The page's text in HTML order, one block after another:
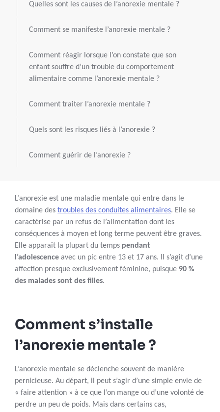
Quelles sont les causes de l’anorexie mentale ?
Comment se manifeste l’anorexie mentale ?
Comment réagir lorsque l’on constate que son
enfant souffre d’un trouble du comportement
alimentaire comme l’anorexie mentale ?
Comment traiter l’anorexie mentale ?
Quels sont les risques liés à l’anorexie ?
Comment guérir de l’anorexie ?
L’anorexie est une maladie mentale qui entre dans le
domaine des troubles des conduites alimentaires. Elle se
caractérise par un refus de l’alimentation dont les
conséquences à moyen et long terme peuvent être graves.
Elle apparaît la plupart du temps pendant
l’adolescence avec un pic entre 13 et 17 ans. Il s’agit d’une
affection presque exclusivement féminine, puisque 90 %
des malades sont des filles.
Comment s’installe
l’anorexie mentale ?
L’anorexie mentale se déclenche souvent de manière
pernicieuse. Au départ, il peut s’agir d’une simple envie de
« faire attention » à ce que l’on mange ou d’une volonté de
perdre un peu de poids. Mais dans certains cas,